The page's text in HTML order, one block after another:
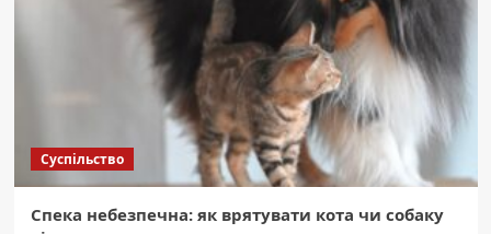
Суспільство
Спека небезпечна: як врятувати кота чи собаку